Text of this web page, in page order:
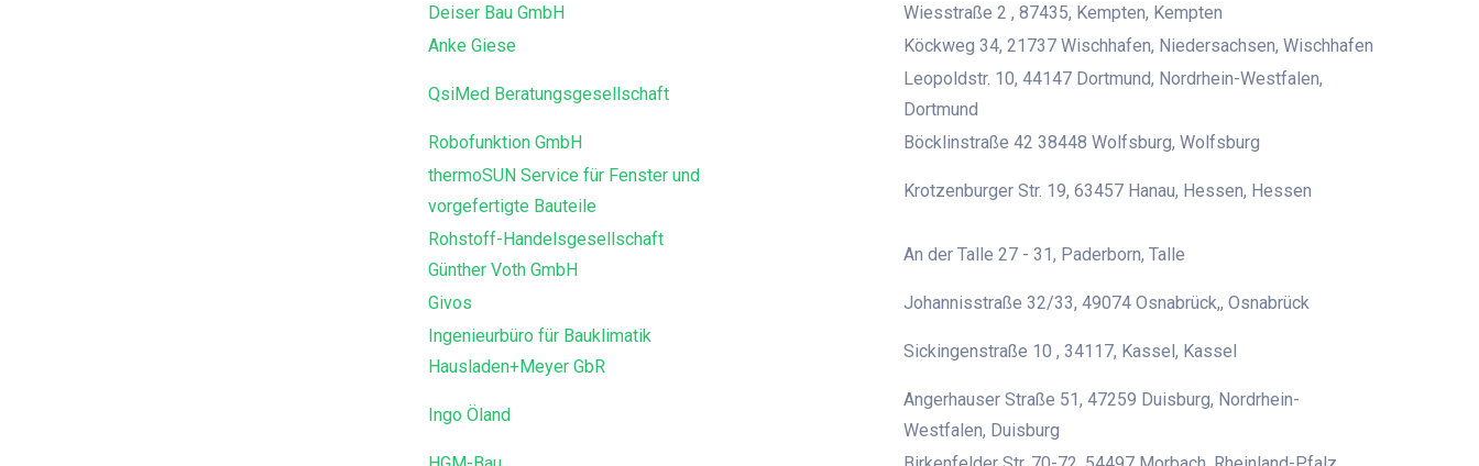
Deiser Bau GmbH
Wiesstraße 2 , 87435, Kempten, Kempten
Anke Giese
Köckweg 34, 21737 Wischhafen, Niedersachsen, Wischhafen
QsiMed Beratungsgesellschaft
Leopoldstr. 10, 44147 Dortmund, Nordrhein-Westfalen,
Dortmund
Robofunktion GmbH
Böcklinstraße 42 38448 Wolfsburg, Wolfsburg
thermoSUN Service für Fenster und
vorgefertigte Bauteile
Krotzenburger Str. 19, 63457 Hanau, Hessen, Hessen
Rohstoff-Handelsgesellschaft
Günther Voth GmbH
An der Talle 27 - 31, Paderborn, Talle
Givos
Johannisstraße 32/33, 49074 Osnabrück,, Osnabrück
Ingenieurbüro für Bauklimatik
Hausladen+Meyer GbR
Sickingenstraße 10 , 34117, Kassel, Kassel
Ingo Öland
Angerhauser Straße 51, 47259 Duisburg, Nordrhein-
Westfalen, Duisburg